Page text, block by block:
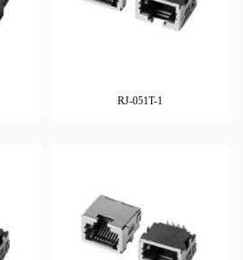
RJ-051T-1